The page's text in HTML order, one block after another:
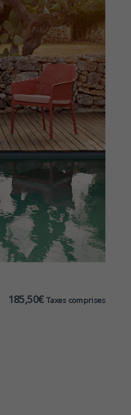
185,50€ Taxes comprises